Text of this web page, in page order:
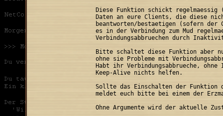
Diese Funktion schickt regelmaessig
Daten an eure Clients, die diese
beantworten/bestaetigen (sofern der
es in der Verbindung zum Mud
Verbindungsabbruechen durch
Bitte schaltet diese Funktion aber
ohne sie Probleme mit
Habt ihr Verbindungsabbrueche, ohne
    Keep-Alive nichts helfen.
Sollte das Einschalten der Funktion
meldet euch bitte bei einem der
Ohne Argumente wird der aktuelle